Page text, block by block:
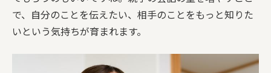
で、自分のことを伝えたい、相手のことをもっと知りた
いという気持ちが育まれます。